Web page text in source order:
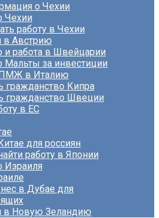
о Чехии
Чехии
работу в Чехии
в Австрию
и работа в Швейцарии
Мальты за инвестиции
ПМЖ в Италию
гражданство Кипра
гражданство Швеции
в ЕС
для россиян
работу в Японии
Израиля
в Дубае для
в Новую Зеландию